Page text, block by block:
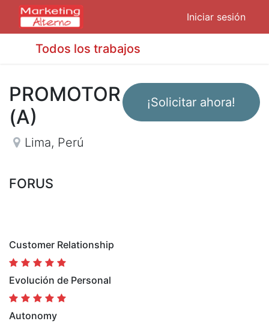
Iniciar sesión
Todos los trabajos
¡Solicitar ahora!
PROMOTOR
(A)
Lima, Perú
FORUS
Customer Relationship
Evolución de Personal
Autonomy